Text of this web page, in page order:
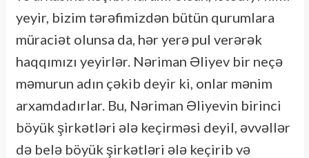
yeyir, bizim tərəfimizdən bütün qurumlara
müraciət olunsa da, hər yerə pul verərək
haqqımızı yeyirlər. Nəriman Əliyev bir neçə
məmurun adın çəkib deyir ki, onlar mənim
arxamdadırlar. Bu, Nəriman Əliyevin birinci
böyük şirkətləri ələ keçirməsi deyil, əvvəllər
də belə böyük şirkətləri ələ keçirib və